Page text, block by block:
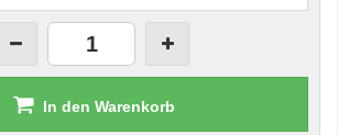
In den Warenkorb